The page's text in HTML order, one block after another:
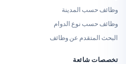
المدينة
نوع الدوام
عن وظائف
شائعة